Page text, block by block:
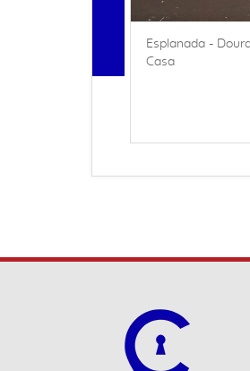
Esplanada -
Casa